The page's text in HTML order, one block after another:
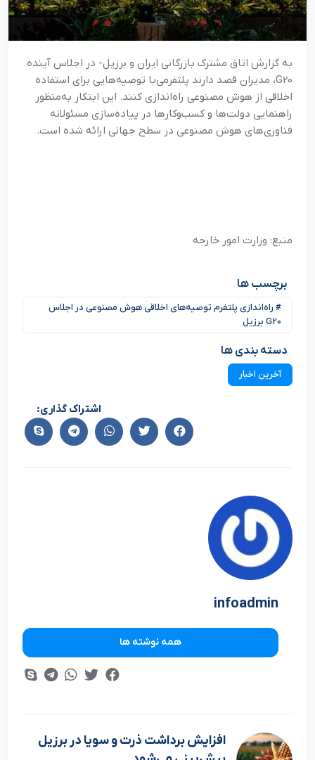
به گزارش اتاق مشترک بازرگانی ایران و برزیل- در اجلاس آینده
G20، مدیران قصد دارند پلتفرمی‌با توصیه‌هایی برای استفاده
اخلاقی از هوش مصنوعی راه‌اندازی کنند. این ابتکار به‌منظور
راهنمایی دولت‌ها و کسب‌وکارها در پیاده‌سازی مسئولانه
فناوری‌های هوش مصنوعی در سطح جهانی ارائه شده است.
منبع: وزارت امور خارجه
برچسب ها
# راه‌اندازی پلتفرم توصیه‌های اخلاقی هوش مصنوعی در اجلاس
G20 برزیل
دسته بندی ها
آخرین اخبار
اشتراک گذاری:
infoadmin
همه نوشته ها
افزایش برداشت ذرت و سویا در برزیل